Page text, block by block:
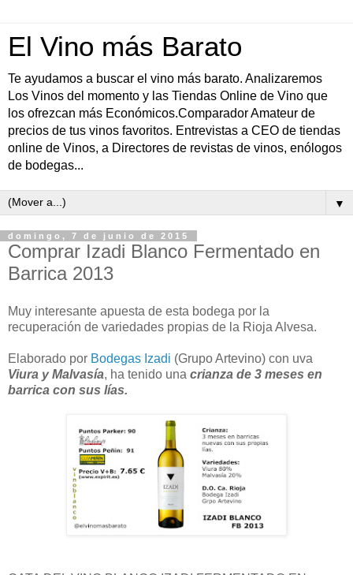
El Vino más Barato
Te ayudamos a buscar el vino más barato. Analizaremos
Los Vinos del momento y las Tiendas Online de Vino que
los ofrezcan más Económicos.Comparador Amateur de
precios de tus vinos favoritos. Entrevistas a CEO de tiendas
online de Vinos, a Directores de revistas de vinos, enólogos
de bodegas...
▼
domingo, 7 de junio de 2015
Comprar Izadi Blanco Fermentado en
Barrica 2013
Muy interesante apuesta de esta bodega por la
recuperación de variedades propias de la Rioja Alvesa.
Elaborado por Bodegas Izadi (Grupo Artevino) con uva
Viura y Malvasía, ha tenido una crianza de 3 meses en
barrica con sus lías.